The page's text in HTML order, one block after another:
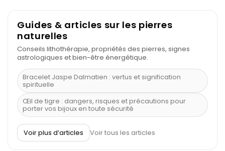
Guides & articles sur les pierres
naturelles
Conseils lithothérapie, propriétés des pierres, signes
astrologiques et bien-être énergétique.
Bracelet Jaspe Dalmatien : vertus et signification
spirituelle
Œil de tigre : dangers, risques et précautions pour
porter vos bijoux en toute sécurité
À quel poignet porter un bracelet de pierre
Découvrez le scorpion et ses pierres
Voir plus d’articles Voir tous les articles